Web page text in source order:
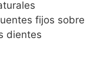
fijos sobre
dientes